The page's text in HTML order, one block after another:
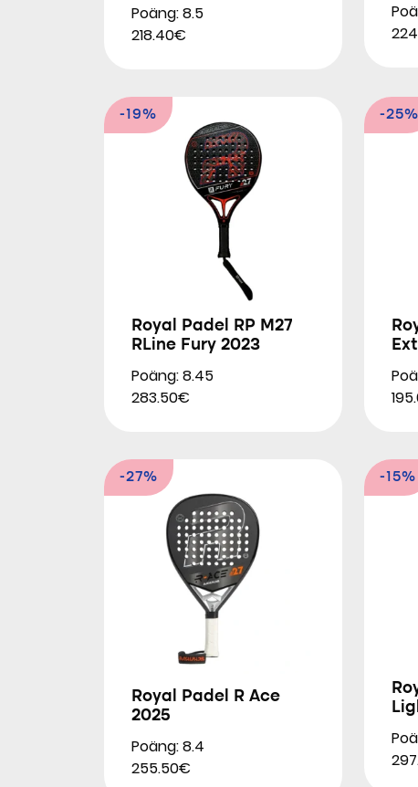
Poäng: 8.5
218.40€
-19%
Royal Padel RP M27
RLine Fury 2023
Poäng: 8.45
283.50€
-25%
-27%
Royal Padel R Ace
2025
Poäng: 8.4
255.50€
-15%